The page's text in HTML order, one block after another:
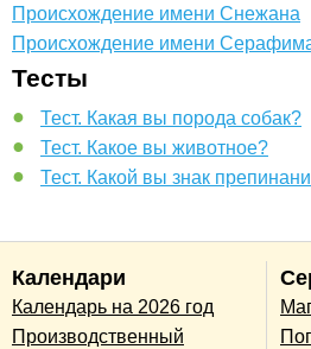
Происхождение имени Снежана
Происхождение имени
Тесты
Тест. Какая вы порода собак?
Тест. Какое вы животное?
Тест. Какой вы знак
Календари
Календарь на 2026 год
Производственный